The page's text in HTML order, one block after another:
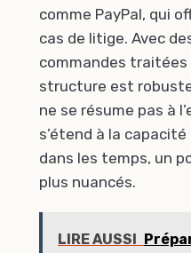
comme PayPal, qui
cas de litige. Avec
commandes traitées
structure est
ne se résume pas à
s’étend à la
dans les temps, un
plus nuancés.
LIRE AUSSI